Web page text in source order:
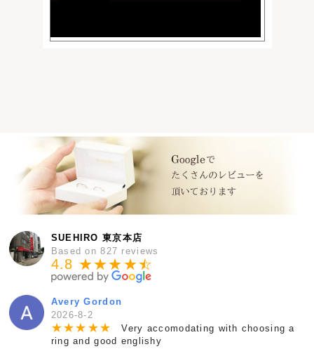
SUEHIRO 東京本店
Based on 827 reviews
4.8 ★★★★★
☆
Avery Gordon
2026-8-2
★★★ ★★
Very accomodating with choosing a
ring and good englishy